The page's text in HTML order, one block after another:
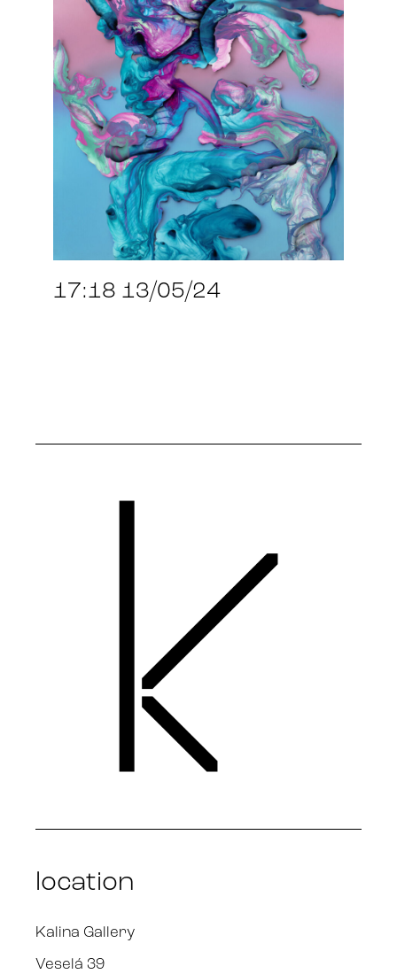
17:18 13/05/24
location
Kalina Gallery
Veselá 39